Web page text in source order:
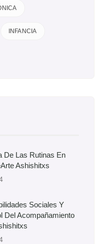
INFANCIA
De Las Rutinas En
Ashishitxs
Sociales Y
Del Acompañamiento